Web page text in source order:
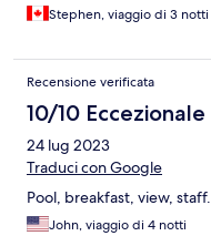
Stephen, viaggio di 3 notti
Recensione verificata
10/10 Eccezionale
24 lug 2023
Traduci con Google
Pool, breakfast, view, staff.
John, viaggio di 4 notti